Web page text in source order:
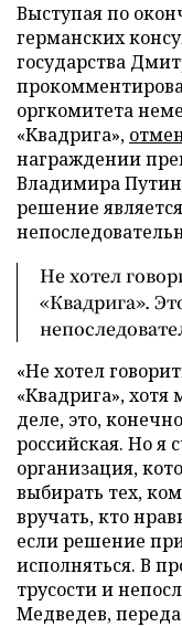
Выступая по
германских
государства
оргкомитета
«Квадрига»,
награждении
Владимира
решение
Не хотел
«Квадрига».
«Не хотел
«Квадрига»,
деле, это,
российская. Но я
организация,
выбирать тех,
вручать, кто
если решение
исполняться. В
трусости и
Медведев,